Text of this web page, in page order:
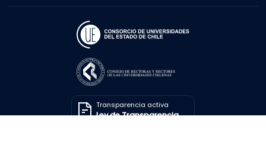
Transparencia activa
Ley de Transparencia